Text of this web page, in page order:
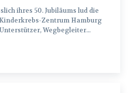
Zentrum Hamburg
Wegbegleiter...